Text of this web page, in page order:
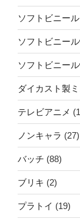
ソフトビニー
ソフトビニー
ソフトビニー
ダイカスト製
テレビアニメ
ノンキャラ (27)
バッチ (88)
ブリキ (2)
プラトイ (19)